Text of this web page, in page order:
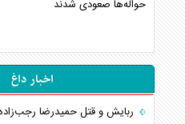
حواله‌ها صعودی شدند
اخبار داغ
ربایش و قتل حمیدرضا